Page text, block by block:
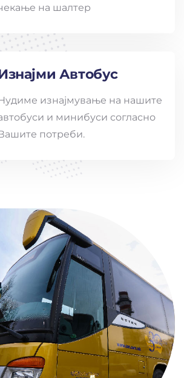
на шалтер
Автобус
изнајмување на нашите
и минибуси согласно
потреби.